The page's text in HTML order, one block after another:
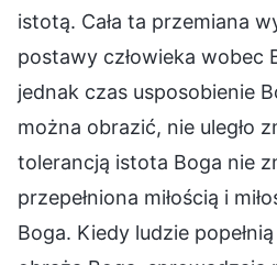
istotą. Cała ta przemiana
postawy człowieka wobec
jednak czas usposobienie
można obrazić, nie uległo
tolerancją istota Boga nie
przepełniona miłością i
Boga. Kiedy ludzie